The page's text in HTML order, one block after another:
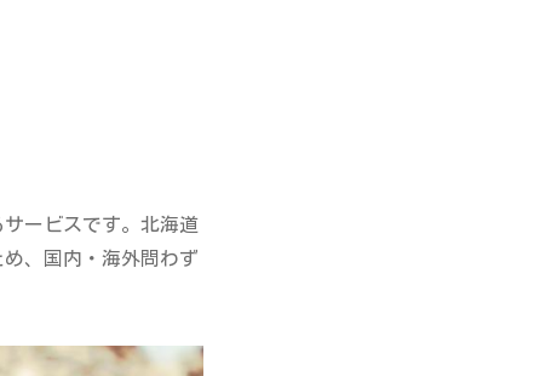
ービスです。北海道
、国内・海外問わず